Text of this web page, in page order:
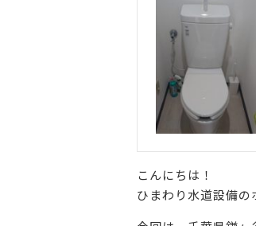
こんにちは！
ひまわり水道設備の